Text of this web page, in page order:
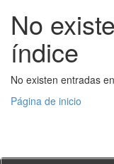
No
índice
No existen entradas
Página de inicio